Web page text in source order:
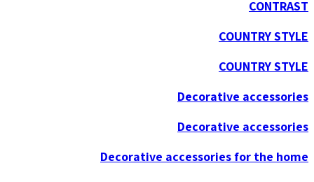
CONTRAST
COUNTRY STYLE
COUNTRY STYLE
Decorative accessories
Decorative accessories
Decorative accessories for the home